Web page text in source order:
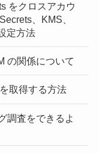
をクロスアカウ
、KMS、
定方法
の関係について
取得する方法
調査をできるよ